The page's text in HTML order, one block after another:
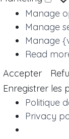
Manage
Manage
Manage
Read
Accepter
Enregistrer les
Politique
Privacy